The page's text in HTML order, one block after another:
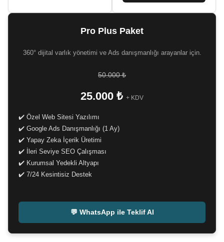
Pro Plus Paket
360° dijital varlık yönetimi ve Ads danışmanlığı arayanlar için.
50.000 ₺
25.000 ₺ + KDV
✔️ Özel Web Sitesi Yazılımı
✔️ Google Ads Danışmanlığı (1 Ay)
✔️ Yapay Zeka İçerik Üretimi
✔️ İleri Seviye SEO Çalışması
✔️ Kurumsal Yedekli Altyapı
✔️ 7/24 Kesintisiz Destek
💬 WhatsApp ile Teklif Al